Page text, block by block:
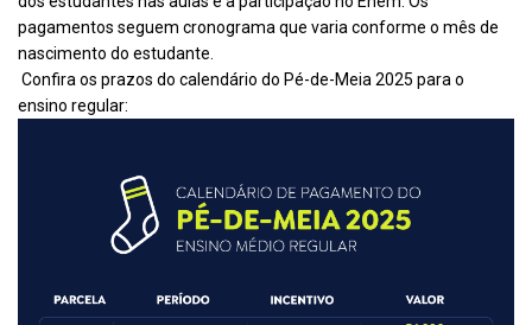
pagamentos seguem cronograma que varia conforme o mês de
nascimento do estudante.
Confira os prazos do calendário do Pé-de-Meia 2025 para o
ensino regular: